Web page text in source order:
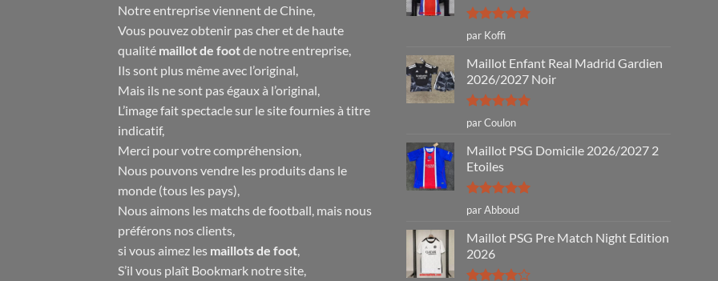
Notre entreprise viennent de Chine,
Vous pouvez obtenir pas cher et de haute
qualité maillot de footde notre entreprise,
Ils sont plus même avec l’original,
Mais ils ne sont pas égaux à l’original,
L’image fait spectacle sur le site fournies à titre
indicatif,
Merci pour votre compréhension,
Nous pouvons vendre les produits dans le
monde (tous les pays),
Nous aimons les matchs de football, mais nous
préférons nos clients,
si vous aimez les maillots de foot
S’il vous plaît Bookmark notre site,
Note5sur
5
par Koffi
Maillot Enfant Real Madrid Gardien
2026/2027 Noir
Note5sur
5
par Coulon
Maillot PSG Domicile 2026/2027 2
Etoiles
Note5sur
5
par Abboud
Maillot PSG Pre Match Night Edition
2026